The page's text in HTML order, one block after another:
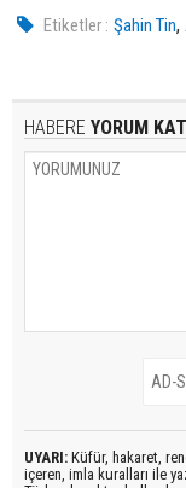
Etiketler : Şahin Tin,
HABERE YORUM KAT
UYARI: Küfür, hakaret,
içeren, imla kuralları ile